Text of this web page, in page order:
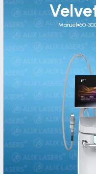
Manuel 60-